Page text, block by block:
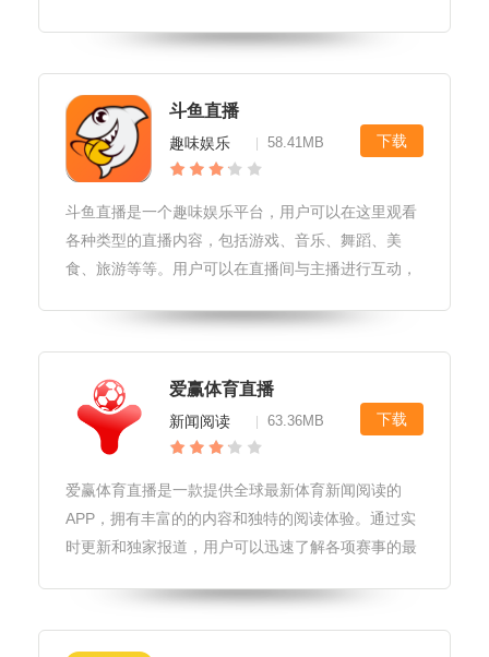
让用户能够与世界各地的人们一起享受娱乐的乐趣。
好的，以下是您要求的格式：虎牙
斗鱼直播
趣味娱乐 58.41MB 下载
斗鱼直播是一个趣味娱乐平台，用户可以在这里观看
各种类型的直播内容，包括游戏、音乐、舞蹈、美
食、旅游等等。用户可以在直播间与主播进行互动，
鱼直播不仅是一个娱乐平台，也是一个社交平台，用
户可以在这里结交志同道合的朋友，
爱赢体育直播
新闻阅读 63.36MB 下载
爱赢体育直播是一款提供全球最新体育新闻阅读的
APP，拥有丰富的的内容和独特的阅读体验。通过实
时更新和独家报道，用户可以迅速了解各项赛事的最
队，实现个性化阅读。此外，爱赢体育直播还提供全
面的数据分析和专业见解，帮助用